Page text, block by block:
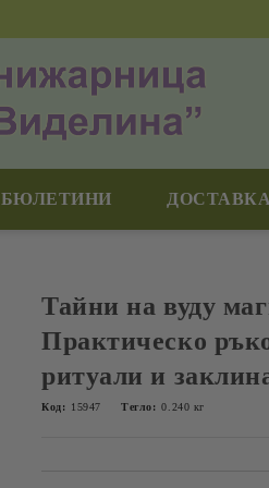
БЮЛЕТИНИ
Тайни на вуду
Практическо
ритуали и
Код: 15947 Тегло: 0.240 кг